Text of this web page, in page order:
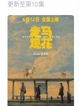
更新至第10集